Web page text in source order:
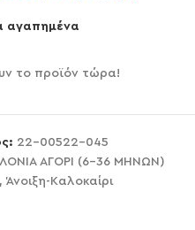
αγαπημένα
το προϊόν τώρα!
22-00522-045
ΑΓΟΡΙ (6-36 ΜΗΝΩΝ)
, Άνοιξη-Καλοκαίρι